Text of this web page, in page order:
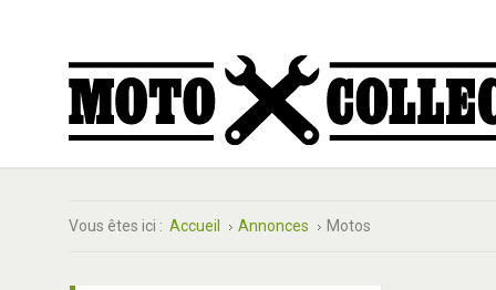
Vous êtes ici : Accueil Annonces Motos